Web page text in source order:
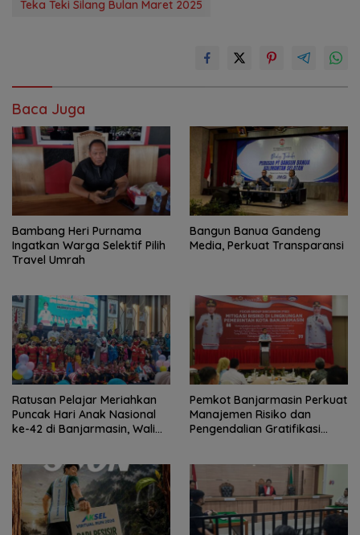
Teka Teki Silang Bulan Maret 2025
Baca Juga
Bambang Heri Purnama
Ingatkan Warga Selektif Pilih
Travel Umrah
Bangun Banua Gandeng
Media, Perkuat Transparansi
Ratusan Pelajar Meriahkan
Puncak Hari Anak Nasional
ke-42 di Banjarmasin, Wali
Pemkot Banjarmasin Perkuat
Manajemen Risiko dan
Pengendalian Gratifikasi